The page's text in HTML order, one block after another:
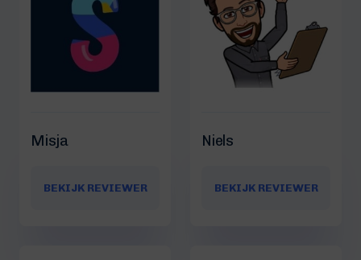
Misja
BEKIJK REVIEWER
Niels
BEKIJK REVIEWER